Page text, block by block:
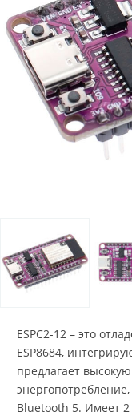
ESPC2-12 – это
ESP8684,
предлагает
Bluetooth 5. Имеет